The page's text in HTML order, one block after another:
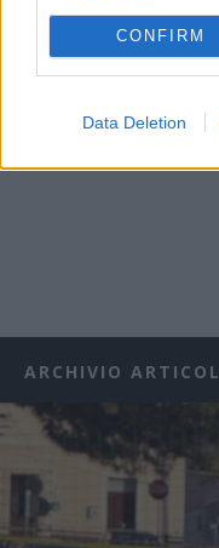
CONFIRM
Data Deletion
ARCHIVIO